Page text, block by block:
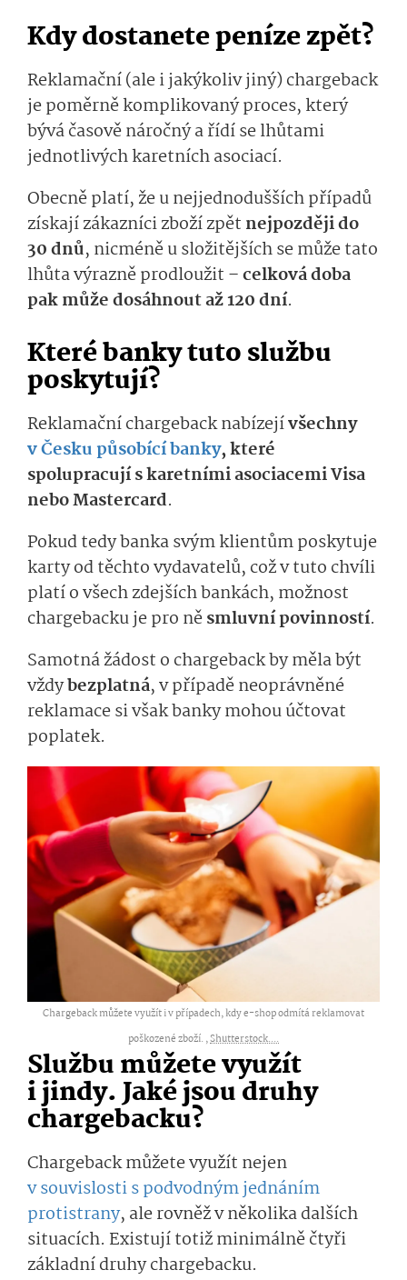
Kdy dostanete peníze zpět?
Reklamační (ale i jakýkoliv jiný) chargeback
je poměrně komplikovaný proces, který
bývá časově náročný a řídí se lhůtami
jednotlivých karetních asociací.
Obecně platí, že u nejjednodušších případů
získají zákazníci zboží zpět nejpozději do
30 dnů, nicméně u složitějších se může tato
lhůta výrazně prodloužit –celková doba
pak může dosáhnout až 120 dní.
Které banky tuto službu
poskytují?
Reklamační chargeback nabízejívšechny
v Česku působící banky, které
spolupracují s karetními asociacemi Visa
nebo Mastercard.
Pokud tedy banka svým klientům poskytuje
karty od těchto vydavatelů, což v tuto chvíli
platí o všech zdejších bankách, možnost
chargebacku je pro něsmluvní povinností.
Samotná žádost o chargeback by měla být
vždybezplatná, v případě neoprávněné
reklamace si však banky mohou účtovat
poplatek.
Chargeback můžete využít i v případech, kdy e-shop odmítá reklamovat
poškozené zboží. ,Shutterstock....
Službu můžete využít
i jindy. Jaké jsou druhy
chargebacku?
Chargeback můžete využít nejen
v souvislosti s podvodným jednáním
protistrany, ale rovněž v několika dalších
situacích. Existují totiž minimálně čtyři
základní druhy chargebacku.